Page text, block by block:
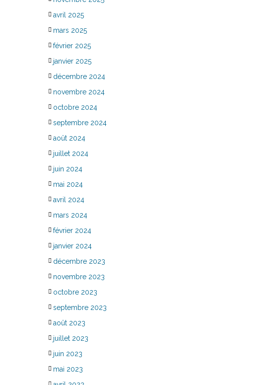
avril 2025
mars 2025
février 2025
janvier 2025
décembre 2024
novembre 2024
octobre 2024
septembre 2024
août 2024
juillet 2024
juin 2024
mai 2024
avril 2024
mars 2024
février 2024
janvier 2024
décembre 2023
novembre 2023
octobre 2023
septembre 2023
août 2023
juillet 2023
juin 2023
mai 2023